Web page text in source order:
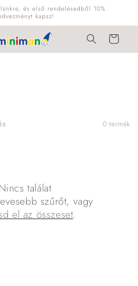
és első rendelésedből 10%
kapsz!
Kosár
0 termék
találat
szűrőt, vagy
el az összeset.